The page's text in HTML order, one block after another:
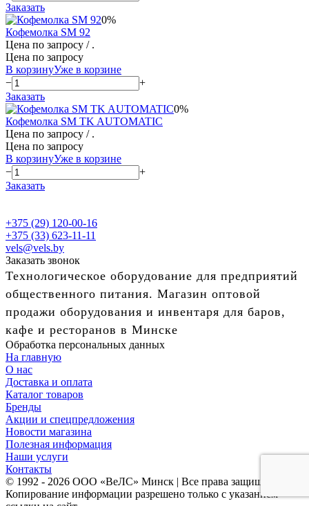
Заказать
0%
Кофемолка SM 92
Цена по запросу / .
Цена по запросу
В корзинуУже в корзине
−
+
Заказать
0%
Кофемолка SM TK AUTOMATIC
Цена по запросу / .
Цена по запросу
В корзинуУже в корзине
−
+
Заказать
+375 (29) 120-00-16
+375 (33) 623-11-11
vels@vels.by
Заказать звонок
Технологическое оборудование для предприятий
общественного питания. Магазин оптовой
продажи оборудования и инвентаря для баров,
кафе и ресторанов в Минске
Обработка персональных данных
На главную
О нас
Доставка и оплата
Каталог товаров
Бренды
Акции и спецпредложения
Новости магазина
Полезная информация
Наши услуги
Контакты
© 1992 - 2026 ООО «ВеЛС» Минск | Все права защищены
Копирование информации разрешено только с указанием